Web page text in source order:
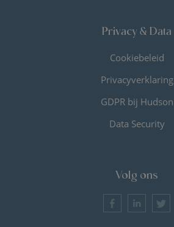
Privacy & Data
Cookiebeleid
Privacyverklaring
GDPR bij Hudson
Data Security
Volg ons